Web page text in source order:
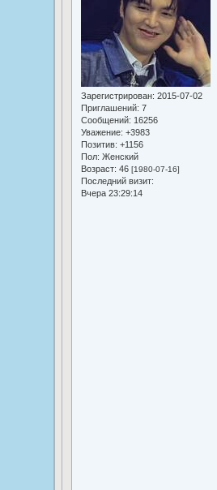
Зарегистрирован: 2015-07-02
Приглашений: 7
Сообщений: 16256
Уважение: +3983
Позитив: +1156
Пол: Женский
Возраст: 46 [1980-07-16]
Последний визит:
Вчера 23:29:14